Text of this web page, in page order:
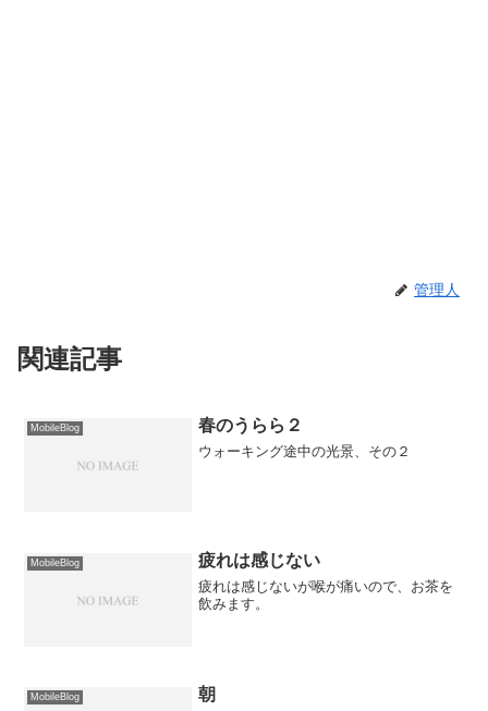
管理人
関連記事
MobileBlog 春のうらら２
ウォーキング途中の光景、その２
MobileBlog 疲れは感じない
疲れは感じないが喉が痛いので、お茶を
飲みます。
MobileBlog 朝